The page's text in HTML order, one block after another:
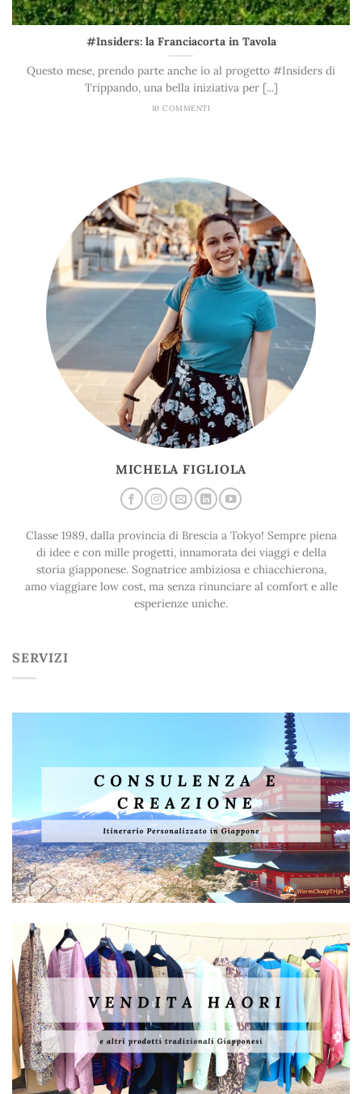
#Insiders: la Franciacorta in Tavola
Questo mese, prendo parte anche io al progetto #Insiders di
Trippando, una bella iniziativa per [...]
10 COMMENTI
MICHELA FIGLIOLA
Classe 1989, dalla provincia di Brescia a Tokyo! Sempre piena
di idee e con mille progetti, innamorata dei viaggi e della
storia giapponese. Sognatrice ambiziosa e chiacchierona,
amo viaggiare low cost, ma senza rinunciare al comfort e alle
esperienze uniche.
SERVIZI